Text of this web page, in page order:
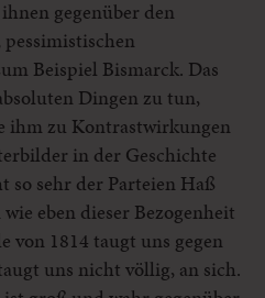
gegenüber den
Beispiel Bismarck. Das
Dingen zu tun,
ihm zu Kontrastwirkungen
in der Geschichte
so sehr der Parteien Haß
eben dieser Bezogenheit
von 1814 taugt uns gegen
uns nicht völlig, an sich.